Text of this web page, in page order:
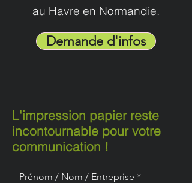
au Havre en Normandie.
Demande d'infos
L'impression papier reste
incontournable pour votre
communication !
Prénom / Nom / Entreprise